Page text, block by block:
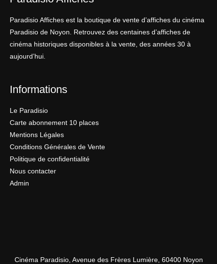
Paradisio Affiches est la boutique de vente d’affiches du cinéma
Paradisio de Noyon. Retrouvez des centaines d’affiches de
cinéma historiques disponibles à la vente, des années 30 à
aujourd’hui.
Informations
Le Paradisio
Carte abonnement 10 places
Mentions Légales
Conditions Générales de Vente
Politique de confidentialité
Nous contacter
Admin
Cinéma Paradisio, Avenue des Frères Lumière, 60400 Noyon